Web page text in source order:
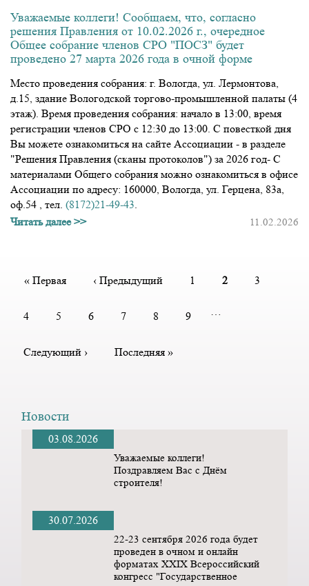
Уважаемые коллеги! Сообщаем, что, согласно
решения Правления от 10.02.2026 г., очередное
Общее собрание членов СРО "ПОСЗ" будет
проведено 27 марта 2026 года в очной форме
Место проведения собрания: г. Вологда, ул. Лермонтова,
д.15, здание Вологодской торгово-промышленной палаты (4
этаж). Время проведения собрания: начало в 13:00, время
регистрации членов СРО с 12:30 до 13:00. С повесткой дня
Вы можете ознакомиться на сайте Ассоциации - в разделе
"Решения Правления (сканы протоколов") за 2026 год- С
материалами Общего собрания можно ознакомиться в офисе
Ассоциации по адресу: 160000, Вологда, ул. Герцена, 83а,
оф.54 , тел. (8172)21-49-43
Читать далее >>
11.02.2026
страниц
Первая
« Первая
Предыдущая
‹ Предыдущий Page
1
Текущая
2 Page
3
Page
4 Page
5 Page
6 Page
7 Page
8 Page
9
Следующая
Следующий ›
Последняя
Последняя »
Новости
03.08.2026
Уважаемые коллеги!
Поздравляем Вас с Днём
строителя!
30.07.2026
22-23 сентября 2026 года будет
проведен в очном и онлайн
форматах ХХIX Всероссийский
конгресс "Государственное